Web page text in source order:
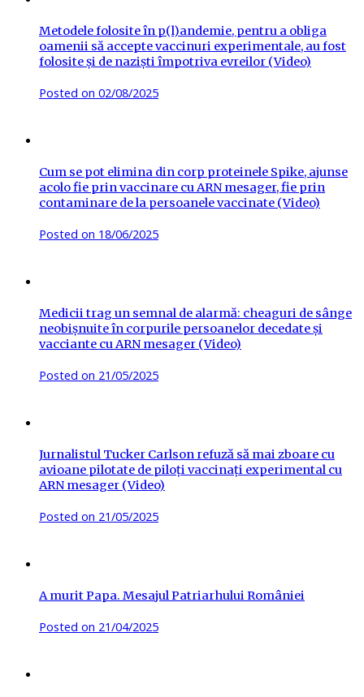
Metodele folosite în p(l)andemie, pentru a obliga
oamenii să accepte vaccinuri experimentale, au fost
folosite și de naziști împotriva evreilor (Video)
Posted on 02/08/2025
Cum se pot elimina din corp proteinele Spike, ajunse
acolo fie prin vaccinare cu ARN mesager, fie prin
contaminare de la persoanele vaccinate (Video)
Posted on 18/06/2025
Medicii trag un semnal de alarmă: cheaguri de sânge
neobișnuite în corpurile persoanelor decedate și
vacciante cu ARN mesager (Video)
Posted on 21/05/2025
Jurnalistul Tucker Carlson refuză să mai zboare cu
avioane pilotate de piloți vaccinați experimental cu
ARN mesager (Video)
Posted on 21/05/2025
A murit Papa. Mesajul Patriarhului României
Posted on 21/04/2025